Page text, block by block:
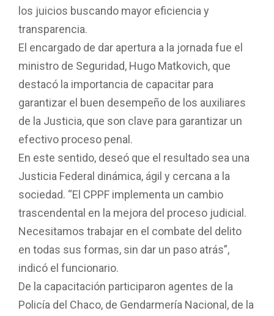
los juicios buscando mayor eficiencia y
transparencia.
El encargado de dar apertura a la jornada fue el
ministro de Seguridad, Hugo Matkovich, que
destacó la importancia de capacitar para
garantizar el buen desempeño de los auxiliares
de la Justicia, que son clave para garantizar un
efectivo proceso penal.
En este sentido, deseó que el resultado sea una
Justicia Federal dinámica, ágil y cercana a la
sociedad. “El CPPF implementa un cambio
trascendental en la mejora del proceso judicial.
Necesitamos trabajar en el combate del delito
en todas sus formas, sin dar un paso atrás”,
indicó el funcionario.
De la capacitación participaron agentes de la
Policía del Chaco, de Gendarmería Nacional, de la